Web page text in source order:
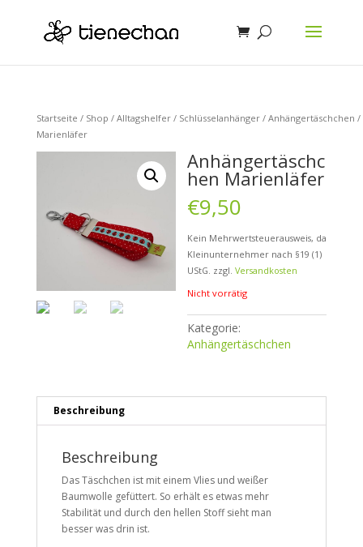
Startseite / Shop / Alltagshelfer/ Schlüsselanhänger/ Anhängertäschchen /
Marienläfer
Anhängertäschc
hen Marienläfer
€9,50
Kein Mehrwertsteuerausweis, da
Kleinunternehmer nach §19 (1)
UStG. zzgl.Versandkosten
Nicht vorrätig
Kategorie:
Anhängertäschchen
Beschreibung
Beschreibung
Das Täschchen ist mit einem Vlies und weißer
Baumwolle gefüttert. So erhält es etwas mehr
Stabilität und durch den hellen Stoff sieht man
besser was drin ist.